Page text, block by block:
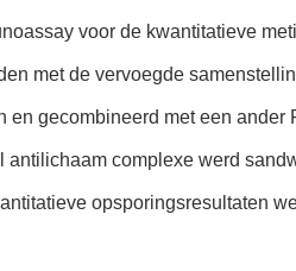
voor de kwantitatieve
met de vervoegde
gecombineerd met een ander
complexe werd
opsporingsresultaten